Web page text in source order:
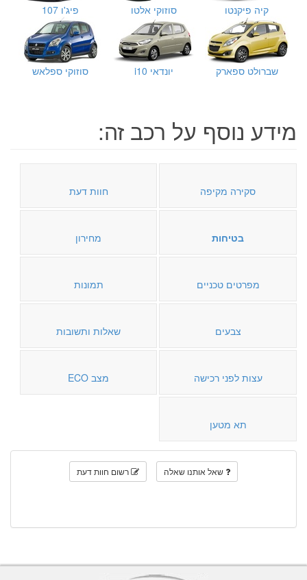
קיה פיקנטו סוזוקי אלטו פיג'ו 107
שברולט ספארק יונדאי i10 סוזוקי ספלאש
מידע נוסף על רכב זה:
סקירה מקיפה חוות דעת
בטיחות מחירון
מפרטים טכניים תמונות
צבעים שאלות ותשובות
עצות לפני רכישה מצב ECO
תא מטען
שאל אותנו שאלה רשום חוות דעת